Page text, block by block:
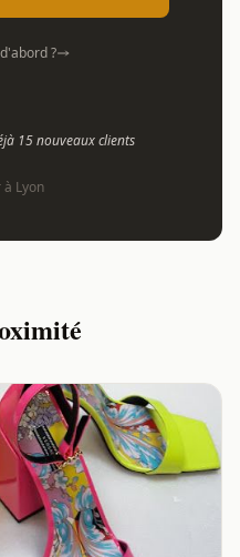
?
15 nouveaux clients
Lyon